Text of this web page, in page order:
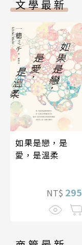
文學最新
如果是戀，是
愛，是溫柔
NT$ 295